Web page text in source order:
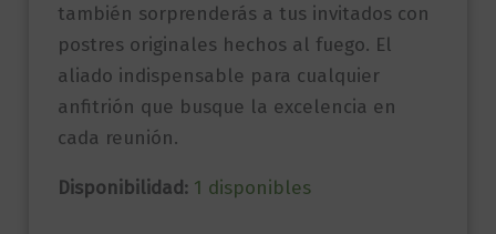
también sorprenderás a tus invitados con
postres originales hechos al fuego. El
aliado indispensable para cualquier
anfitrión que busque la excelencia en
cada reunión.
Disponibilidad: 1 disponibles